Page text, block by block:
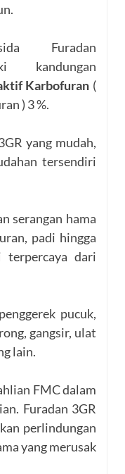
Furadan
kandungan
Karbofuran (
) 3 %.
yang mudah,
tersendiri
serangan hama
padi hingga
terpercaya dari
pucuk,
gangsir, ulat
lain.
FMC dalam
Furadan 3GR
perlindungan
yang merusak